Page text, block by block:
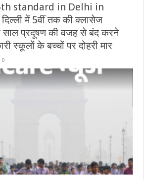
standard in Delhi in
में 5वीं तक की क्लासेज
साल प्रदूषण की वजह से बंद करने
स्कूलों के बच्चों पर दोहरी मार
0